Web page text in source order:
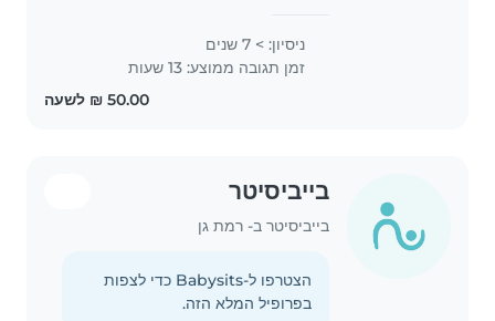
ניסיון: > 7 שנים
זמן תגובה ממוצע: 13 שעות
בייביסיטר
בייביסיטר ב- רמת גן
הצטרפו ל-Babysits כדי לצפות
בפרופיל המלא הזה.